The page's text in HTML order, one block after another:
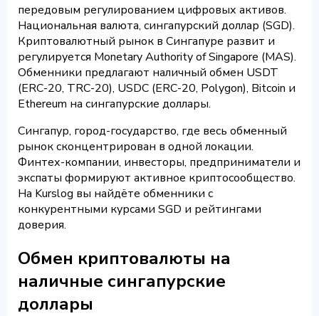
передовым регулированием цифровых активов.
Национальная валюта, сингапурский доллар (SGD).
Криптовалютный рынок в Сингапуре развит и
регулируется Monetary Authority of Singapore (MAS).
Обменники предлагают наличный обмен USDT
(ERC-20, TRC-20), USDC (ERC-20, Polygon), Bitcoin и
Ethereum на сингапурские доллары.
Сингапур, город-государство, где весь обменный
рынок сконцентрирован в одной локации.
Финтех-компании, инвесторы, предприниматели и
экспаты формируют активное криптосообщество.
На Kurslog вы найдёте обменники с
конкурентными курсами SGD и рейтингами
доверия.
Обмен криптовалюты на
наличные сингапурские
доллары